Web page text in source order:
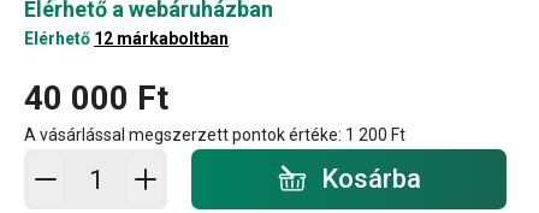
Elérhető a webáruházban
Elérhető 12 márkaboltban
40 000 Ft
A vásárlással megszerzett pontok értéke: 1 200 Ft
Kosárba - mennyiség Kosárba